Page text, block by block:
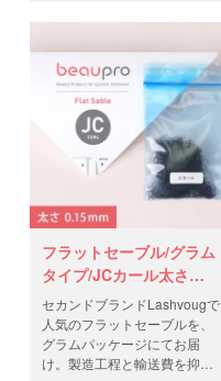
ラットラッシュを低価格で。
フラットセーブル/グラム
タイプ/JCカール太さ
0.15mm
セカンドブランドLashvougで
人気のフラットセーブルを、
グラムパッケージにてお届
け。製造工程と輸送費を抑